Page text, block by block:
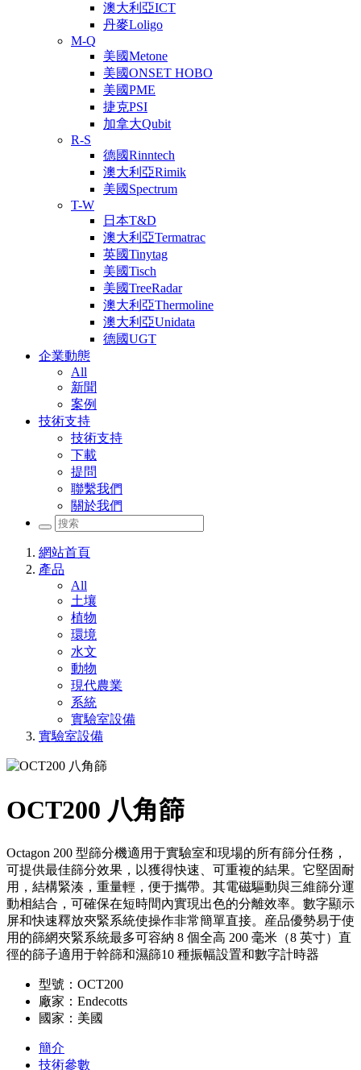
澳大利亞ICT
丹麥Loligo
M-Q
美國Metone
美國ONSET HOBO
美國PME
捷克PSI
加拿大Qubit
R-S
德國Rinntech
澳大利亞Rimik
美國Spectrum
T-W
日本T&D
澳大利亞Termatrac
英國Tinytag
美國Tisch
美國TreeRadar
澳大利亞Thermoline
澳大利亞Unidata
德國UGT
企業動態
All
新聞
案例
技術支持
技術支持
下載
提問
聯繫我們
關於我們
網站首頁
產品
All
土壤
植物
環境
水文
動物
現代農業
系統
實驗室設備
實驗室設備
OCT200 八角篩
Octagon 200 型篩分機適用于實驗室和現場的所有篩分任務，
可提供最佳篩分效果，以獲得快速、可重複的結果。它堅固耐
用，結構緊湊，重量輕，便于攜帶。其電磁驅動與三維篩分運
動相結合，可確保在短時間內實現出色的分離效率。數字顯示
屏和快速釋放夾緊系統使操作非常簡單直接。産品優勢易于使
用的篩網夾緊系統最多可容納 8 個全高 200 毫米（8 英寸）直
徑的篩子適用于幹篩和濕篩10 種振幅設置和數字計時器
型號：OCT200
廠家：Endecotts
國家：美國
簡介
技術參數